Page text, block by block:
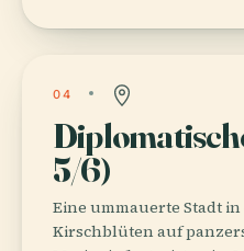
04
5/6)
Eine ummauerte Stadt in
Kirschblüten auf